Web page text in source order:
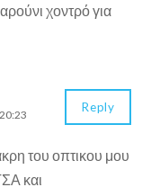
χοντρό για
του οπτικου μου
και
Reply